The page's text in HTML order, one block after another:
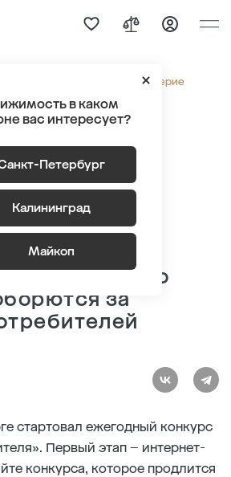
в каком
вас интересует?
Петербург
Калининград
Майкоп
треста» поборются за доверие
за
стартовал ежегодный конкурс
Первый этап – интернет-
конкурса, которое продлится